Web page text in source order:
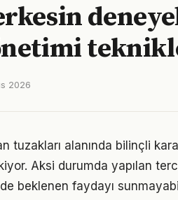
2026
tuzakları alanında bilinçli
Aksi durumda yapılan
beklenen faydayı